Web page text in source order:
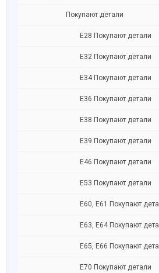
Покупают детали
Е28 Покупают детали
Е32 Покупают детали
Е34 Покупают детали
Е36 Покупают детали
Е38 Покупают детали
Е39 Покупают детали
Е46 Покупают детали
Е53 Покупают детали
Е60, Е61 Покупают
Е63, E64 Покупают
Е65, E66 Покупают
Е70 Покупают детали